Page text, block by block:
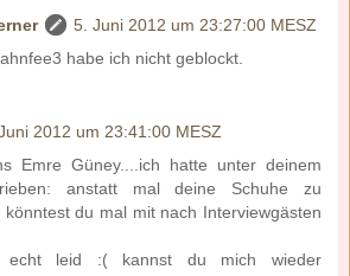
5. Juni 2012 um 23:27:00 MESZ
habe ich nicht geblockt.
2012 um 23:41:00 MESZ
Emre Güney....ich hatte unter deinem
anstatt mal deine Schuhe zu
könntest du mal mit nach Interviewgästen
leid :( kannst du mich wieder